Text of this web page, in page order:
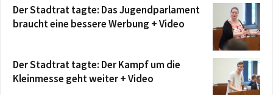
Der Stadtrat tagte: Das Jugendparlament
braucht eine bessere Werbung + Video
Der Stadtrat tagte: Der Kampf um die
Kleinmesse geht weiter + Video